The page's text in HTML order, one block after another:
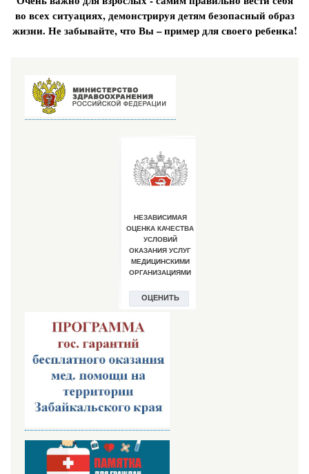
во всех ситуациях, демонстрируя детям безопасный образ
жизни. Не забывайте, что Вы – пример для своего ребенка!